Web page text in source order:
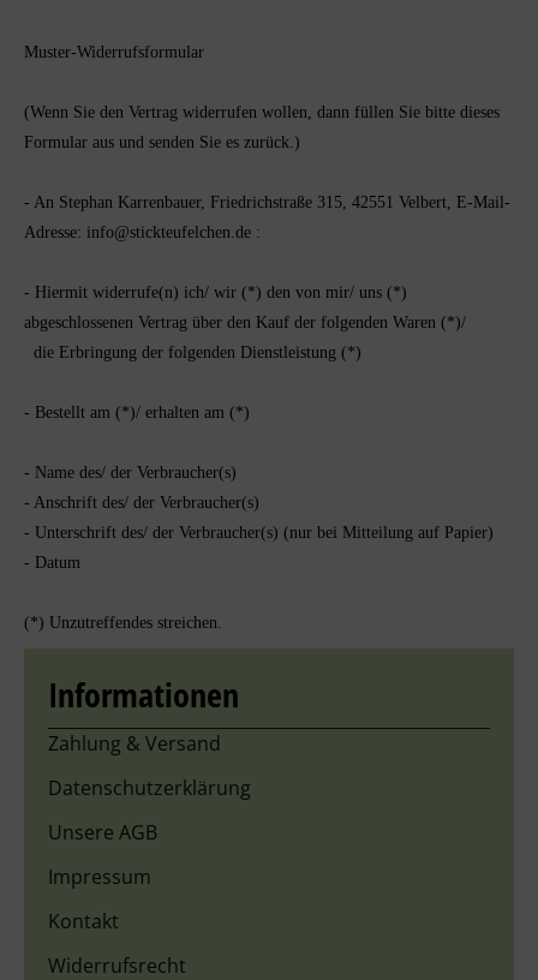
Muster-Widerrufsformular
(Wenn Sie den Vertrag widerrufen wollen, dann füllen Sie bitte dieses
Formular aus und senden Sie es zurück.)
- An Stephan Karrenbauer, Friedrichstraße 315, 42551 Velbert, E-Mail-
Adresse: info@stickteufelchen.de :
- Hiermit widerrufe(n) ich/ wir (*) den von mir/ uns (*)
abgeschlossenen Vertrag über den Kauf der folgenden Waren (*)/
die Erbringung der folgenden Dienstleistung (*)
- Bestellt am (*)/ erhalten am (*)
- Name des/ der Verbraucher(s)
- Anschrift des/ der Verbraucher(s)
- Unterschrift des/ der Verbraucher(s) (nur bei Mitteilung auf Papier)
- Datum
(*) Unzutreffendes streichen.
Informationen
Zahlung & Versand
Datenschutzerklärung
Unsere AGB
Impressum
Kontakt
Widerrufsrecht